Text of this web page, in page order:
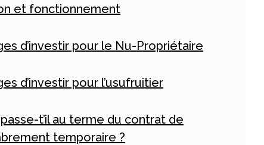
et fonctionnement
d’investir pour le Nu-Propriétaire
d’investir pour l’usufruitier
t’il au terme du contrat de
temporaire ?